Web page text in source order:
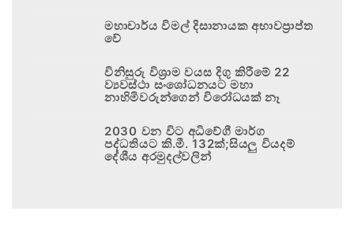
මහාචාර්ය විමල් දිසානායක අභාවප්‍රාප්ත
වේ
විනිසුරු විශ්‍රාම වයස දිගු කිරීමේ 22
ව්‍යවස්ථා සංශෝධනයට මහා
නාහිමිවරුන්ගෙන් විරෝධයක් නෑ
2030 වන විට අධිවේගී මාර්ග
පද්ධතියට කි.මී. 132ක්;සියලු වියදම්
දේශීය අරමුදල්වලින්